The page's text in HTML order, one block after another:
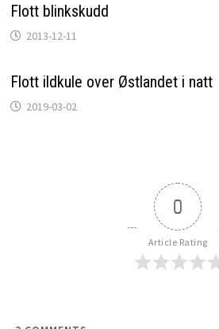
Flott blinkskudd
2013-12-11
Flott ildkule over Østlandet i natt
2019-03-02
0
Article Rating